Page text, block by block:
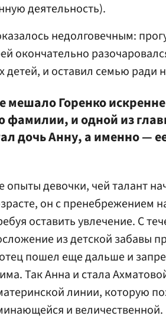
деятельность).
недолговечным:
окончательно
и оставил семью ради
мешало Горенко искренне
фамилии, и одной из
дочь Анну, а именно —
опыты девочки, чей талант
он с пренебрежением
оставить увлечение. С
из детской забавы
пошел еще дальше и
Так Анна и стала
линии, которую
и величественной.